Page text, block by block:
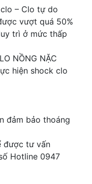
– Clo tự do
vượt quá 50%
trì ở mức thấp
NỒNG NẶC
hiện shock clo
bảo thoáng
được tư vấn
Hotline 0947